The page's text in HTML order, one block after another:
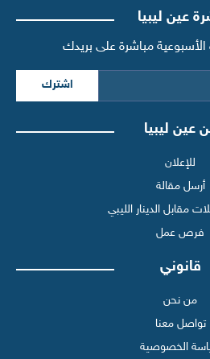
عين ليبيا
مباشرة على بريدك
اشترك
عين ليبيا
للإعلان
أرسل مقالة
مقابل الدينار الليبي
فرص عمل
قانوني
من نحن
تواصل معنا
الخصوصية